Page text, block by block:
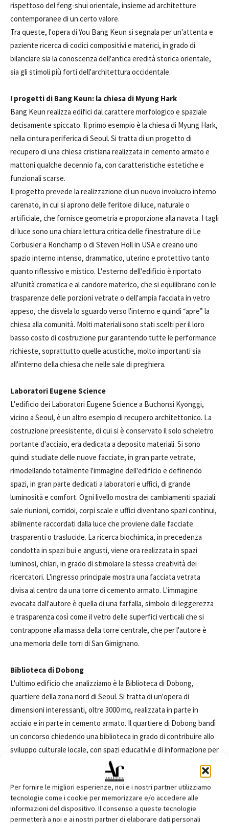
Per fornire le migliori esperienze, noi e i nostri partner utilizziamo
tecnologie come i cookie per memorizzare e/o accedere alle
informazioni del dispositivo. Il consenso a queste tecnologie
permetterà a noi e ai nostri partner di elaborare dati personali
rispettoso del feng-shui orientale, insieme ad architetture
contemporanee di un certo valore.
Tra queste, l'opera di You Bang Keun si segnala per un'attenta e
paziente ricerca di codici compositivi e materici, in grado di
bilanciare sia la conoscenza dell'antica eredità storica orientale,
sia gli stimoli più forti dell'architettura occidentale.
I progetti di Bang Keun: la chiesa di Myung Hark
Bang Keun realizza edifici dal carattere morfologico e spaziale
decisamente spiccato. Il primo esempio è la chiesa di Myung Hark,
nella cintura periferica di Seoul. Si tratta di un progetto di
recupero di una chiesa cristiana realizzata in cemento armato e
mattoni qualche decennio fa, con caratteristiche estetiche e
funzionali scarse.
Il progetto prevede la realizzazione di un nuovo involucro interno
carenato, in cui si aprono delle feritoie di luce, naturale o
artificiale, che fornisce geometria e proporzione alla navata. I tagli
di luce sono una chiara lettura critica delle finestrature di Le
Corbusier a Ronchamp o di Steven Holl in USA e creano uno
spazio interno intenso, drammatico, uterino e protettivo tanto
quanto riflessivo e mistico. L'esterno dell'edificio è riportato
all'unità cromatica e al candore materico, che si equilibrano con le
trasparenze delle porzioni vetrate o dell'ampia facciata in vetro
appeso, che disvela lo sguardo verso l'interno e quindi “apre” la
chiesa alla comunità. Molti materiali sono stati scelti per il loro
basso costo di costruzione pur garantendo tutte le performance
richieste, soprattutto quelle acustiche, molto importanti sia
all'interno della chiesa che nelle sale di preghiera.
Laboratori Eugene Science
L'edificio dei Laboratori Eugene Science a Buchonsi Kyonggi,
vicino a Seoul, è un altro esempio di recupero architettonico. La
costruzione preesistente, di cui si è conservato il solo scheletro
portante d'acciaio, era dedicata a deposito materiali. Si sono
quindi studiate delle nuove facciate, in gran parte vetrate,
rimodellando totalmente l'immagine dell'edificio e definendo
spazi, in gran parte dedicati a laboratori e uffici, di grande
luminosità e comfort. Ogni livello mostra dei cambiamenti spaziali:
sale riunioni, corridoi, corpi scale e uffici diventano spazi continui,
abilmente raccordati dalla luce che proviene dalle facciate
trasparenti o traslucide. La ricerca biochimica, in precedenza
condotta in spazi bui e angusti, viene ora realizzata in spazi
luminosi, chiari, in grado di stimolare la stessa creatività dei
ricercatori. L'ingresso principale mostra una facciata vetrata
divisa al centro da una torre di cemento armato. L'immagine
evocata dall'autore è quella di una farfalla, simbolo di leggerezza
e trasparenza così come il vetro delle superfici verticali che si
contrappone alla massa della torre centrale, che per l'autore è
una memoria delle torri di San Gimignano.
Biblioteca di Dobong
L'ultimo edificio che analizziamo è la Biblioteca di Dobong,
quartiere della zona nord di Seoul. Si tratta di un'opera di
dimensioni interessanti, oltre 3000 mq, realizzata in parte in
acciaio e in parte in cemento armato. Il quartiere di Dobong bandì
un concorso chiedendo una biblioteca in grado di contribuire allo
sviluppo culturale locale, con spazi educativi e di informazione per
i cittadini. La forma quadrata dell'edificio è ottimizzata per i motivi
di stoccaggio dei volumi e per la loro consultazione. Lo spazio
semplice, le doppie altezze e la vista del parco di Choan
attraverso le facciate e le porzioni vetrate in copertura,
consentono di ottenere uno spazio unico, osmotico fra interno